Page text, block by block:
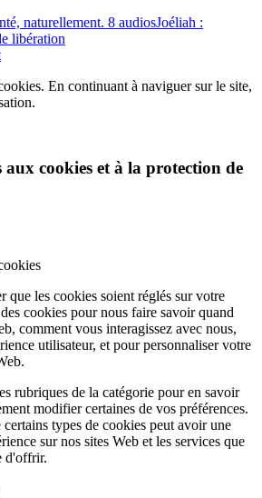
naturellement. 8 audiosJoéliah :
libération
En continuant à naviguer sur le site,
cookies et à la protection de
que les cookies soient réglés sur votre
cookies pour nous faire savoir quand
comment vous interagissez avec nous,
utilisateur, et pour personnaliser votre
rubriques de la catégorie pour en savoir
modifier certaines de vos préférences.
types de cookies peut avoir une
sur nos sites Web et les services que
d'offrir.